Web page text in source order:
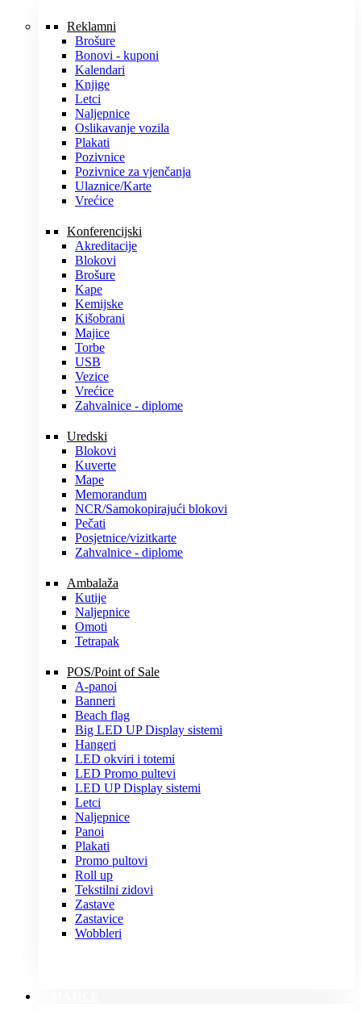
Reklamni
Brošure
Bonovi - kuponi
Kalendari
Knjige
Letci
Naljepnice
Oslikavanje vozila
Plakati
Pozivnice
Pozivnice za vjenčanja
Ulaznice/Karte
Vrećice
Konferencijski
Akreditacije
Blokovi
Brošure
Kape
Kemijske
Kišobrani
Majice
Torbe
USB
Vezice
Vrećice
Zahvalnice - diplome
Uredski
Blokovi
Kuverte
Mape
Memorandum
NCR/Samokopirajući blokovi
Pečati
Posjetnice/vizitkarte
Zahvalnice - diplome
Ambalaža
Kutije
Naljepnice
Omoti
Tetrapak
POS/Point of Sale
A-panoi
Banneri
Beach flag
Big LED UP Display sistemi
Hangeri
LED okviri i totemi
LED Promo pultevi
LED UP Display sistemi
Letci
Naljepnice
Panoi
Plakati
Promo pultovi
Roll up
Tekstilni zidovi
Zastave
Zastavice
Wobbleri